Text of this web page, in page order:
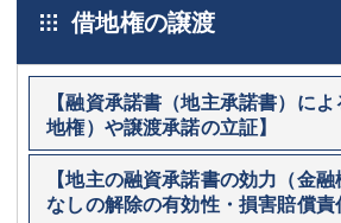
借地権の譲渡
【融資承諾書（地主承諾書）に
地権）や譲渡承諾の立証】
【地主の融資承諾書の効力（金
なしの解除の有効性・損害賠償責